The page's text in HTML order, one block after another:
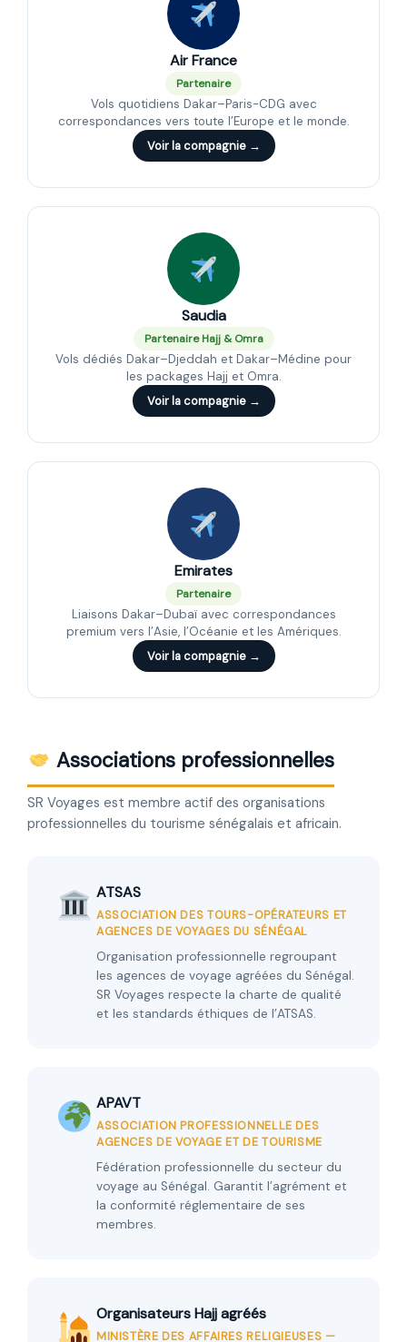
Air France
Partenaire
Vols quotidiens Dakar–Paris-CDG avec
correspondances vers toute l’Europe et le monde.
Voir la compagnie →
Saudia
Partenaire Hajj & Omra
Vols dédiés Dakar–Djeddah et Dakar–Médine pour
les packages Hajj et Omra.
Voir la compagnie →
Emirates
Partenaire
Liaisons Dakar–Dubaï avec correspondances
premium vers l’Asie, l’Océanie et les Amériques.
Voir la compagnie →
Associations professionnelles
SR Voyages est membre actif des organisations
professionnelles du tourisme sénégalais et africain.
ATSAS
ASSOCIATION DES TOURS-OPÉRATEURS ET
AGENCES DE VOYAGES DU SÉNÉGAL
Organisation professionnelle regroupant
les agences de voyage agréées du Sénégal.
SR Voyages respecte la charte de qualité
et les standards éthiques de l’ATSAS.
APAVT
ASSOCIATION PROFESSIONNELLE DES
AGENCES DE VOYAGE ET DE TOURISME
Fédération professionnelle du secteur du
voyage au Sénégal. Garantit l’agrément et
la conformité réglementaire de ses
membres.
Organisateurs Hajj agréés
MINISTÈRE DES AFFAIRES RELIGIEUSES —